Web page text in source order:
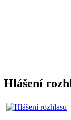
Hlášení